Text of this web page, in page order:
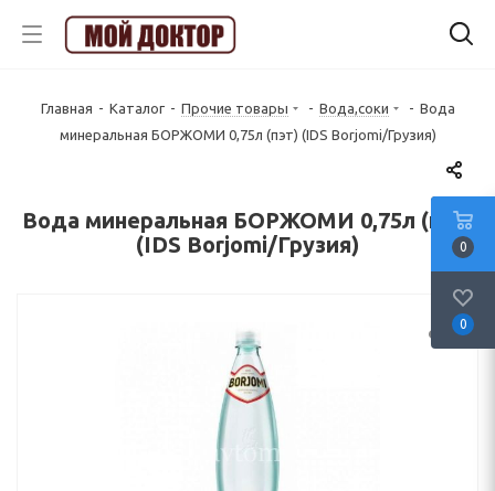
Главная - Каталог - Прочие товары - Вода,соки - Вода
минеральная БОРЖОМИ 0,75л (пэт) (IDS Borjomi/Грузия)
Вода минеральная БОРЖОМИ 0,75л (пэт)
(IDS Borjomi/Грузия)
0
0